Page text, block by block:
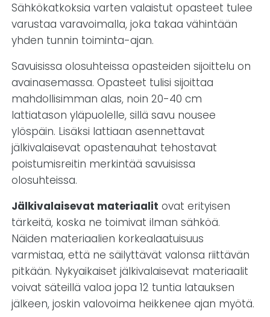
Sähkökatkoksia varten valaistut opasteet tulee
varustaa varavoimalla, joka takaa vähintään
yhden tunnin toiminta-ajan.
Savuisissa olosuhteissa opasteiden sijoittelu on
avainasemassa. Opasteet tulisi sijoittaa
mahdollisimman alas, noin 20-40 cm
lattiatason yläpuolelle, sillä savu nousee
ylöspäin. Lisäksi lattiaan asennettavat
jälkivalaisevat opastenauhat tehostavat
poistumisreitin merkintää savuisissa
olosuhteissa.
Jälkivalaisevat materiaalit ovat erityisen
tärkeitä, koska ne toimivat ilman sähköä.
Näiden materiaalien korkealaatuisuus
varmistaa, että ne säilyttävät valonsa riittävän
pitkään. Nykyaikaiset jälkivalaisevat materiaalit
voivat säteillä valoa jopa 12 tuntia latauksen
jälkeen, joskin valovoima heikkenee ajan myötä.